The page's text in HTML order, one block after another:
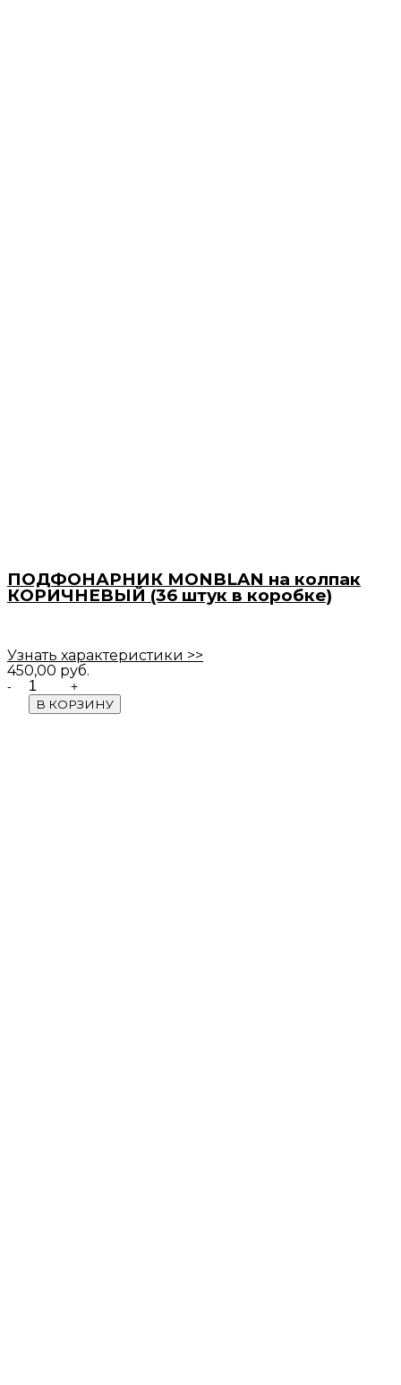
ПОДФОНАРНИК MONBLAN на колпак
КОРИЧНЕВЫЙ (36 штук в коробке)
Узнать характеристики >>
450,00 руб.
Quantity
В КОРЗИНУ